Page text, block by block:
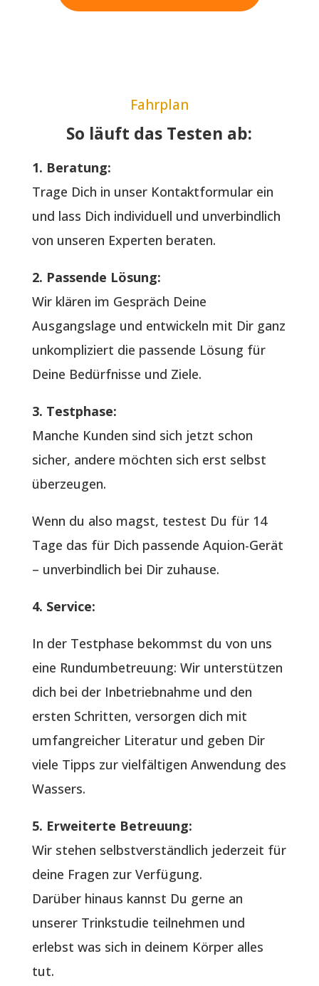
Fahrplan
So läuft das Testen ab:
1. Beratung:
Trage Dich in unser Kontaktformular ein
und lass Dich individuell und unverbindlich
von unseren Experten beraten.
2. Passende Lösung:
Wir klären im Gespräch Deine
Ausgangslage und entwickeln mit Dir ganz
unkompliziert die passende Lösung für
Deine Bedürfnisse und Ziele.
3. Testphase:
Manche Kunden sind sich jetzt schon
sicher, andere möchten sich erst selbst
überzeugen.
Wenn du also magst, testest Du für 14
Tage das für Dich passende Aquion-Gerät
– unverbindlich bei Dir zuhause.
4. Service:
In der Testphase bekommst du von uns
eine Rundumbetreuung: Wir unterstützen
dich bei der Inbetriebnahme und den
ersten Schritten, versorgen dich mit
umfangreicher Literatur und geben Dir
viele Tipps zur vielfältigen Anwendung des
Wassers.
5. Erweiterte Betreuung:
Wir stehen selbstverständlich jederzeit für
deine Fragen zur Verfügung.
Darüber hinaus kannst Du gerne an
unserer Trinkstudie teilnehmen und
erlebst was sich in deinem Körper alles
tut.